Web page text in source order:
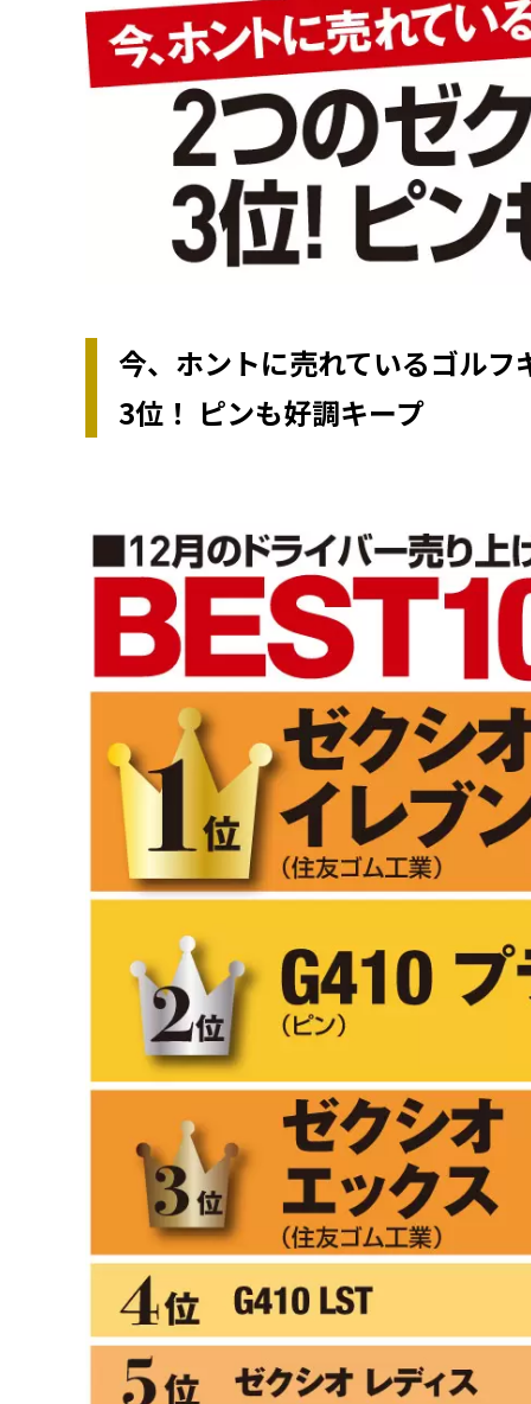
今、ホントに売れているゴル
3位！ ピンも好調キープ